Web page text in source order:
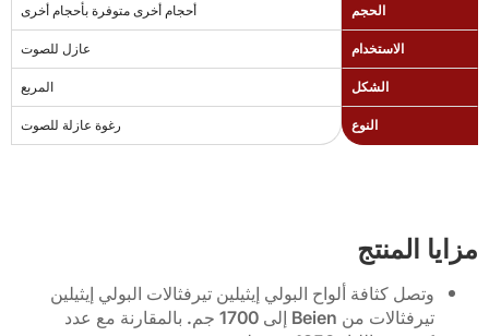
الحجم أحجام أخرى متوفرة بأحجام أخرى
الاستخدام عازل للصوت
الشكل المربع
النوع رغوة عازلة للصوت
مزايا المنتج
وتصل كثافة ألواح البولي إيثيلين تيرفثالات البولي إيثيلين
تيرفثالات من Beien إلى 1700 جم. بالمقارنة مع عدد